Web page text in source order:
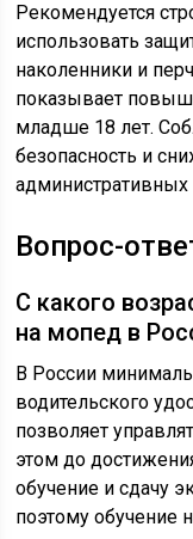
Рекомендуется
использовать
наколенники и
показывает
младше 18 лет.
безопасность и
Вопрос-
С какого
на мопед в
В России
водительского
позволяет
этом до
обучение и сдачу
поэтому обучение